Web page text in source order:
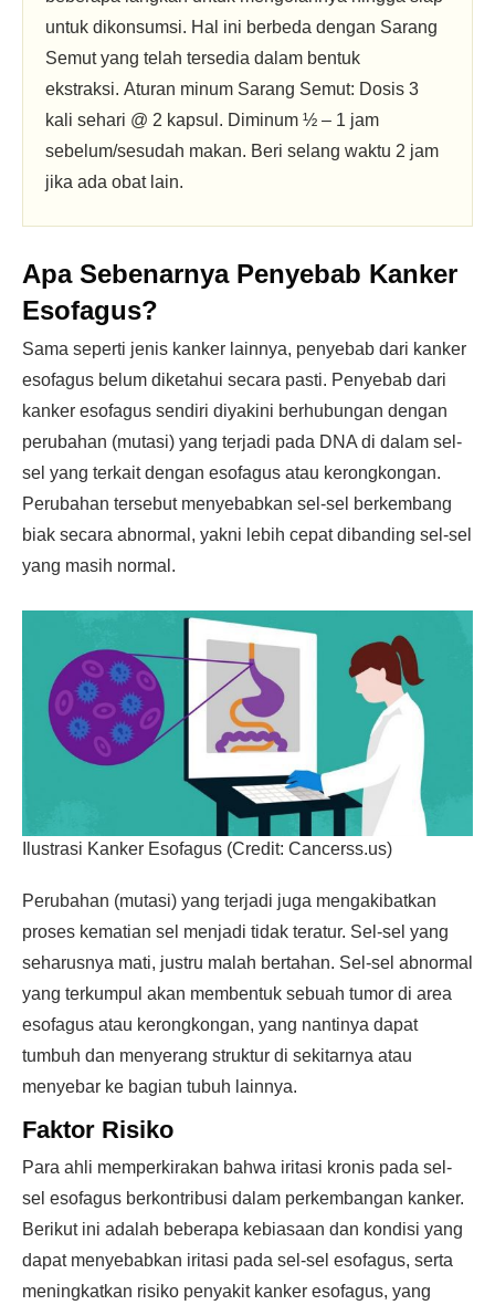
untuk dikonsumsi. Hal ini berbeda dengan Sarang
Semut yang telah tersedia dalam bentuk
ekstraksi. Aturan minum Sarang Semut: Dosis 3
kali sehari @ 2 kapsul. Diminum ½ – 1 jam
sebelum/sesudah makan. Beri selang waktu 2 jam
jika ada obat lain.
Apa Sebenarnya Penyebab Kanker
Esofagus?
Sama seperti jenis kanker lainnya, penyebab dari kanker
esofagus belum diketahui secara pasti. Penyebab dari
kanker esofagus sendiri diyakini berhubungan dengan
perubahan (mutasi) yang terjadi pada DNA di dalam sel-
sel yang terkait dengan esofagus atau kerongkongan.
Perubahan tersebut menyebabkan sel-sel berkembang
biak secara abnormal, yakni lebih cepat dibanding sel-sel
yang masih normal.
Ilustrasi Kanker Esofagus (Credit: Cancerss.us)
Perubahan (mutasi) yang terjadi juga mengakibatkan
proses kematian sel menjadi tidak teratur. Sel-sel yang
seharusnya mati, justru malah bertahan. Sel-sel abnormal
yang terkumpul akan membentuk sebuah tumor di area
esofagus atau kerongkongan, yang nantinya dapat
tumbuh dan menyerang struktur di sekitarnya atau
menyebar ke bagian tubuh lainnya.
Faktor Risiko
Para ahli memperkirakan bahwa iritasi kronis pada sel-
sel esofagus berkontribusi dalam perkembangan kanker.
Berikut ini adalah beberapa kebiasaan dan kondisi yang
dapat menyebabkan iritasi pada sel-sel esofagus, serta
meningkatkan risiko penyakit kanker esofagus, yang